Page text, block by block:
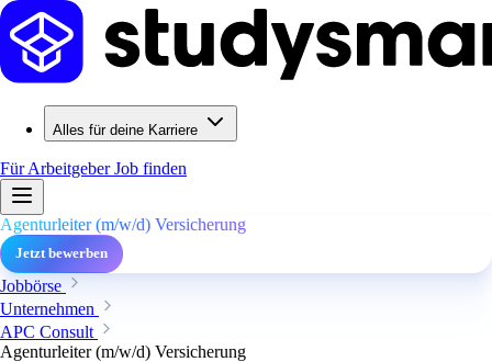
Alles für deine Karriere
Für ArbeitgeberJob finden
Agenturleiter (m/w/d) Versicherung
Jetzt bewerben
Jobbörse
Unternehmen
APC Consult
Agenturleiter (m/w/d) Versicherung